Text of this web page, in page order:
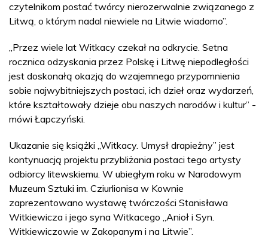
czytelnikom postać twórcy nierozerwalnie związanego z
Litwą, o którym nadal niewiele na Litwie wiadomo”.
„Przez wiele lat Witkacy czekał na odkrycie. Setna
rocznica odzyskania przez Polskę i Litwę niepodległości
jest doskonałą okazją do wzajemnego przypomnienia
sobie najwybitniejszych postaci, ich dzieł oraz wydarzeń,
które kształtowały dzieje obu naszych narodów i kultur” -
mówi Łapczyński.
Ukazanie się książki „Witkacy. Umysł drapieżny” jest
kontynuacją projektu przybliżania postaci tego artysty
odbiorcy litewskiemu. W ubiegłym roku w Narodowym
Muzeum Sztuki im. Cziurlionisa w Kownie
zaprezentowano wystawę twórczości Stanisława
Witkiewicza i jego syna Witkacego „Anioł i Syn.
Witkiewiczowie w Zakopanym i na Litwie”.